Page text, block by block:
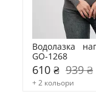
Водолазка
GO-1268
610 ₴ 939 ₴
+ 2 кольори